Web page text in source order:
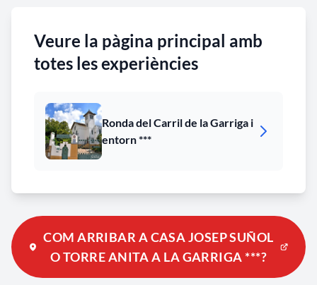
Veure la pàgina principal amb
totes les experiències
Ronda del Carril de la Garriga i
entorn ***
COM ARRIBAR A CASA JOSEP SUÑOL
O TORRE ANITA A LA GARRIGA ***?